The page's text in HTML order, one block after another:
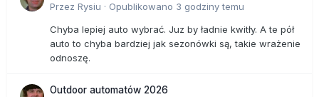
Przez Rysiu · Opublikowano 3 godziny temu
Chyba lepiej auto wybrać. Juz by ładnie kwitły. A te pół
auto to chyba bardziej jak sezonówki są, takie wrażenie
odnoszę.
Outdoor automatów 2026